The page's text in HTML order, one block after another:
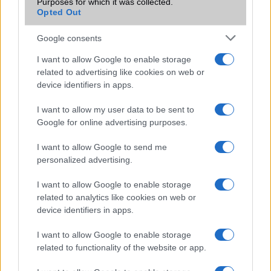
Opted Out
Google consents
I want to allow Google to enable storage
related to advertising like cookies on web or
device identifiers in apps.
I want to allow my user data to be sent to
Google for online advertising purposes.
I want to allow Google to send me
personalized advertising.
I want to allow Google to enable storage
related to analytics like cookies on web or
device identifiers in apps.
I want to allow Google to enable storage
related to functionality of the website or app.
Új kamera fícsör a Sony Xperia Z1-ben
Sony Xperia Z5: FHD, 5.5 col, 3 giga RAM
IFA 2015: megjelent a Sony Xperia Z5
Sony: Made for Bond (film részlettel)
4K filmek készültek Sony Xperia Z5-tel
További hírek
LEGOLVASOTTABBAK
Számos népszerű Samsung Galaxy készülék kimarad a One
UI 9 frissítésből – itt a lista az érintett modellekről
iPhone 18 bemutató dátum - ekkor rántja le a leplet az
Apple az új csúcsmobilokról
Az Android rejtett automatizmusai: hat funkció, amely